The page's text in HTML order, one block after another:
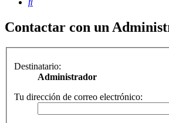
Contactar con un
Destinatario:
Administrador
Tu dirección de correo electrónico: